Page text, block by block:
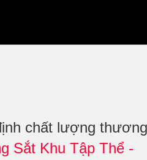
chất lượng thương
Sắt Khu Tập Thể -